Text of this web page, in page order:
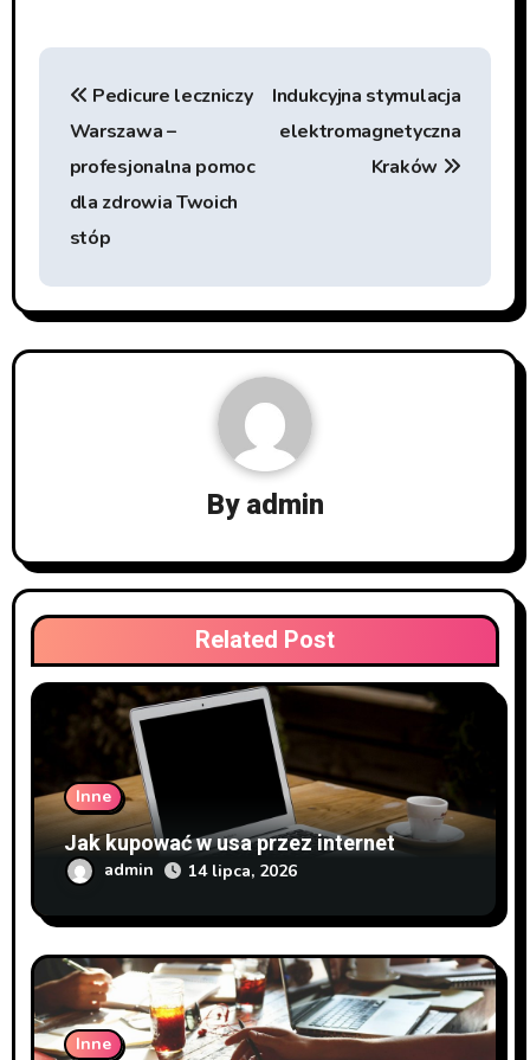
Nawigacja
wpisu
Pedicure leczniczy
Warszawa –
profesjonalna pomoc
dla zdrowia Twoich
stóp
Indukcyjna stymulacja
elektromagnetyczna
Kraków
Byadmin
Related Post
Inne
Jak kupować w usa przez internet
admin 14 lipca, 2026
Inne